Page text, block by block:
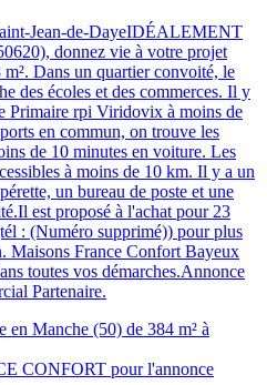
Jean-de-DayeIDÉALEMENT
donnez vie à votre projet
Dans un quartier convoité, le
des écoles et des commerces. Il y
Primaire rpi Viridovix à moins de
en commun, on trouve les
de 10 minutes en voiture. Les
à moins de 10 km. Il y a un
un bureau de poste et une
est proposé à l'achat pour 23
: (Numéro supprimé)) pour plus
Maisons France Confort Bayeux
toutes vos démarches.Annonce
Partenaire.